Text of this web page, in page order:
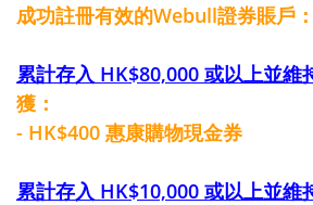
成功註冊有效的Webull證券賬戶：
累計存入 HK$80,000 或以上並維
獲：
- HK$400 惠康購物現金券
累計存入 HK$10,000 或以上並維